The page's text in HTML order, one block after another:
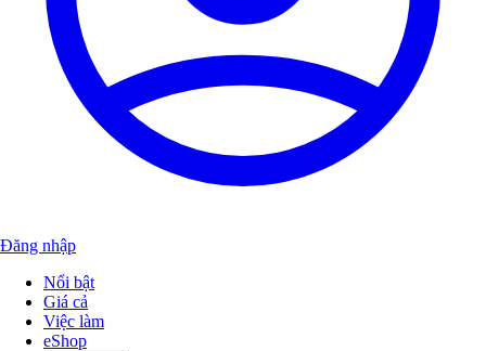
Đăng nhập
Nổi bật
Giá cả
Việc làm
eShop